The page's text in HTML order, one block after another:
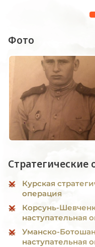
Фото
Стратегические
Курская
операция
Корсунь-
наступательная
Уманско-
наступательная